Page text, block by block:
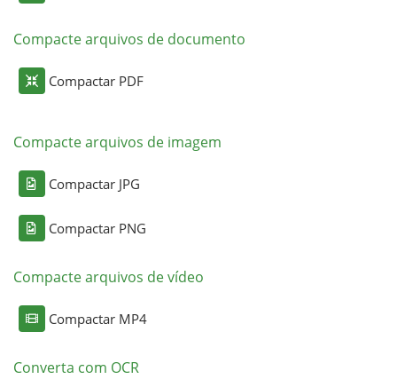
Compacte arquivos de documento
Compactar PDF
Compacte arquivos de imagem
Compactar JPG
Compactar PNG
Compacte arquivos de vídeo
Compactar MP4
Converta com OCR